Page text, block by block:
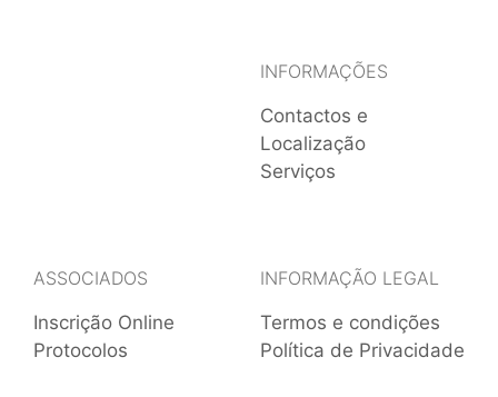
INFORMAÇÕES
Contactos e
Localização
Serviços
ASSOCIADOS
Inscrição Online
Protocolos
INFORMAÇÃO LEGAL
Termos e condições
Política de Privacidade